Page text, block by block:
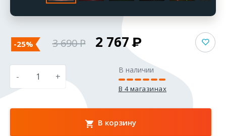
-25% 3 690 2 767
- +
В наличии
В 4 магазинах
В корзину